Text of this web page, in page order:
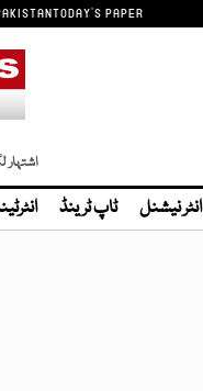
TODAY'S PAPER
اشتہار
انٹر نیشنل ٹاپ ٹرینڈ